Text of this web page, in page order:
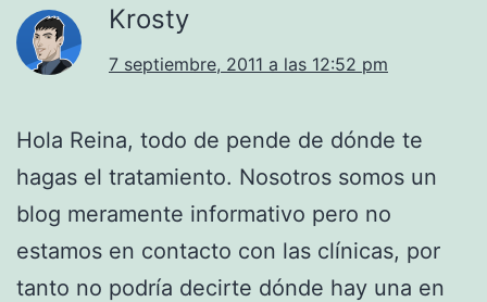
Krosty
7 septiembre, 2011 a las 12:52 pm
Hola Reina, todo de pende de dónde te
hagas el tratamiento. Nosotros somos un
blog meramente informativo pero no
estamos en contacto con las clínicas, por
tanto no podría decirte dónde hay una en